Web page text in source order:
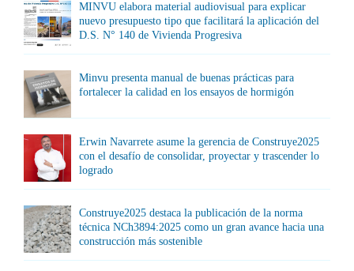
MINVU elabora material audiovisual para explicar
nuevo presupuesto tipo que facilitará la aplicación del
D.S. N° 140 de Vivienda Progresiva
Minvu presenta manual de buenas prácticas para
fortalecer la calidad en los ensayos de hormigón
Erwin Navarrete asume la gerencia de Construye2025
con el desafío de consolidar, proyectar y trascender lo
logrado
Construye2025 destaca la publicación de la norma
técnica NCh3894:2025 como un gran avance hacia una
construcción más sostenible